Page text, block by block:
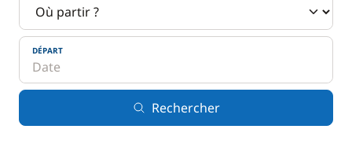
DÉPART
Rechercher